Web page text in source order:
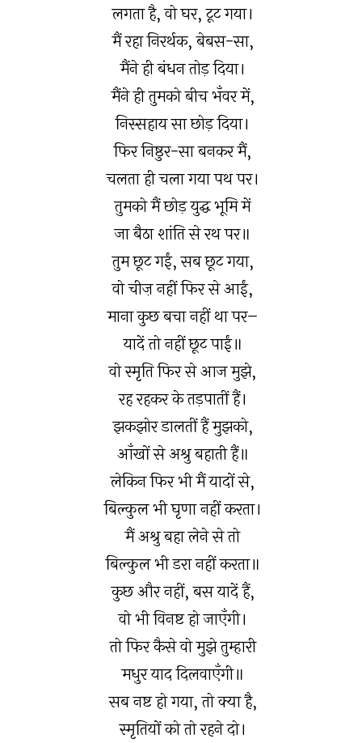
लगता है, वो घर, टूट गया।
मैं रहा निरर्थक, बेबस-सा,
मैंने ही बंधन तोड़ दिया।
मैंने ही तुमको बीच भँवर में,
निस्सहाय सा छोड़ दिया।
फिर निष्ठुर-सा बनकर मैं,
चलता ही चला गया पथ पर।
तुमको मैं छोड़ युद्घ भूमि में
जा बैठा शांति से रथ पर॥
तुम छूट गईं, सब छूट गया,
वो चीज़ नहीं फिर से आईं,
माना कुछ बचा नहीं था पर–
यादें तो नहीं छूट पाईं॥
वो स्मृति फिर से आज मुझे,
रह रहकर के तड़पातीं हैं।
झकझोर डालतीं हैं मुझको,
आँखों से अश्रु बहाती हैं॥
लेकिन फिर भी मैं यादों से,
बिल्कुल भी घृणा नहीं करता।
मैं अश्रु बहा लेने से तो
बिल्कुल भी डरा नहीं करता॥
कुछ और नहीं, बस यादें हैं,
वो भी विनष्ट हो जाएँगी।
तो फिर कैसे वो मुझे तुम्हारी
मधुर याद दिलवाएँगी॥
सब नष्ट हो गया, तो क्या है,
स्मृतियों को तो रहने दो।